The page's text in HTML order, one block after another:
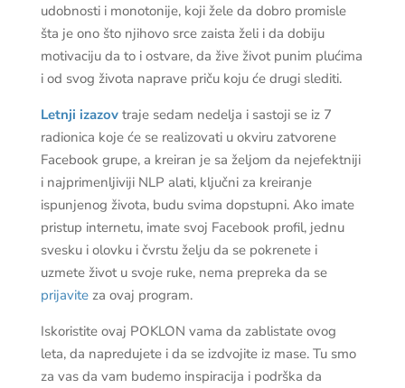
udobnosti i monotonije, koji žele da dobro promisle
šta je ono što njihovo srce zaista želi i da dobiju
motivaciju da to i ostvare, da žive život punim plućima
i od svog života naprave priču koju će drugi slediti.
Letnji izazovtraje sedam nedelja i sastoji se iz 7
radionica koje će se realizovati u okviru zatvorene
Facebook grupe, a kreiran je sa željom da nejefektniji
i najprimenljiviji NLP alati, ključni za kreiranje
ispunjenog života, budu svima dopstupni. Ako imate
pristup internetu, imate svoj Facebook profil, jednu
svesku i olovku i čvrstu želju da se pokrenete i
uzmete život u svoje ruke, nema prepreka da se
prijaviteza ovaj program.
Iskoristite ovaj POKLON vama da zablistate ovog
leta, da napredujete i da se izdvojite iz mase. Tu smo
za vas da vam budemo inspiracija i podrška da